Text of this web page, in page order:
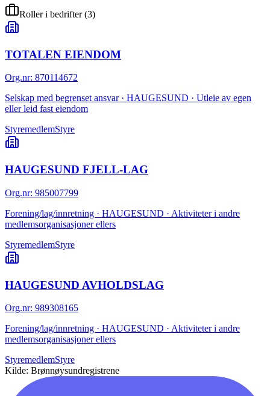
Roller i bedrifter(3)
TOTALEN EIENDOM
Org.nr: 870114672
Selskap med begrenset ansvar · HAUGESUND · Utleie av egen
eller leid fast eiendom
StyremedlemStyre
HAUGESUND FJELL-LAG
Org.nr: 985007799
Forening/lag/innretning · HAUGESUND · Aktiviteter i andre
medlemsorganisasjoner ellers
StyremedlemStyre
HAUGESUND AVHOLDSLAG
Org.nr: 989308165
Forening/lag/innretning · HAUGESUND · Aktiviteter i andre
medlemsorganisasjoner ellers
StyremedlemStyre
Kilde: Brønnøysundregistrene